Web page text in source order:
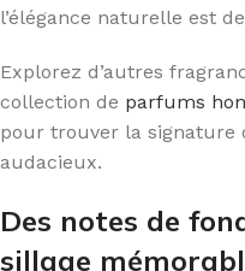
l’élégance naturelle est
Explorez d’autres
collection de parfums
pour trouver la signature
audacieux.
Des notes de
sillage